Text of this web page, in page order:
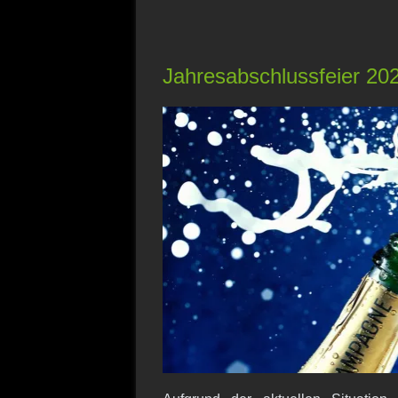
Jahresabschlussfeier